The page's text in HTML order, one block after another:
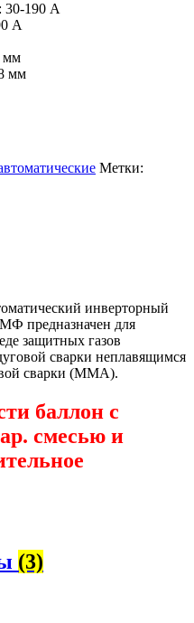
30-190 А
А
мм
мм
Метки:
инверторный
предназначен для
защитных газов
сварки неплавящимся
сварки (MMA).
баллон с
смесью и
(3)